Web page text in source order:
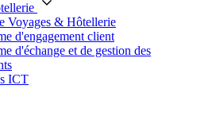
Voyages & Hôtellerie
d'engagement client
d'échange et de gestion des
ICT